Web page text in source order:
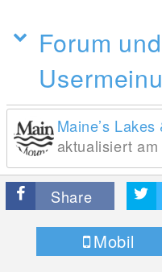
Forum und
aktualisiert
Share
Mobil